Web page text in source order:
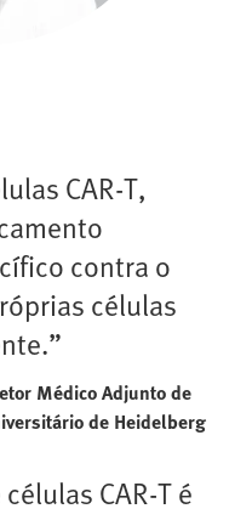
CAR-T,
contra o
células
Médico Adjunto de
de Heidelberg
CAR-T é